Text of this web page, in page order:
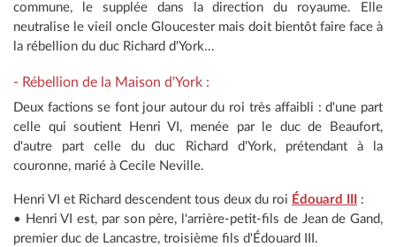
commune, le supplée dans la direction du royaume. Elle
neutralise le vieil oncle Gloucester mais doit bientôt faire face à
la rébellion du duc Richard d'York...
- Rébellion de la Maison d'York :
Deux factions se font jour autour du roi très affaibli : d'une part
celle qui soutient Henri VI, menée par le duc de Beaufort,
d'autre part celle du duc Richard d'York, prétendant à la
couronne, marié à Cecile Neville.
Henri VI et Richard descendent tous deux du roi Édouard III
:
• Henri VI est, par son père, l'arrière-petit-fils de Jean de Gand,
premier duc de Lancastre, troisième fils d'Édouard III.